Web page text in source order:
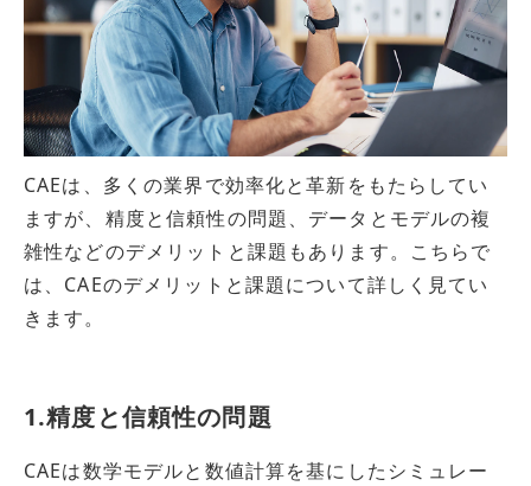
CAEは、多くの業界で効率化と革新をもたらしてい
ますが、精度と信頼性の問題、データとモデルの複
雑性などのデメリットと課題もあります。こちらで
は、CAEのデメリットと課題について詳しく見てい
きます。
1.精度と信頼性の問題
CAEは数学モデルと数値計算を基にしたシミュレー